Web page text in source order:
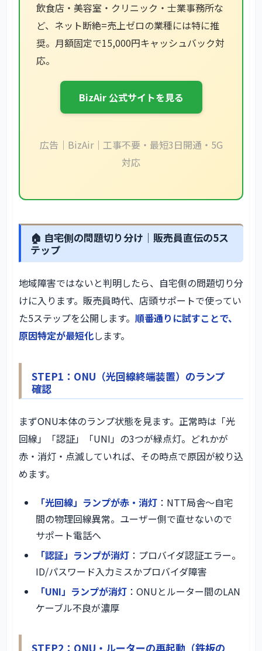
飲食店・美容室・クリニック・士業事務所な
ど、ネット断絶=売上ゼロの業種には特に推
奨。月額固定で15,000円キャッシュバック対
応。
BizAir 公式サイトを見る
広告｜BizAir｜工事不要・最短3日開通・5G
対応
🏠 自宅側の問題切り分け｜販売員直伝の5ス
テップ
地域障害ではないと判明したら、自宅側の問題切り分
けに入ります。販売員時代、店頭サポートで使ってい
た5ステップを公開します。 順番通りに試すことで、
原因特定が最短化します。
STEP1：ONU（光回線終端装置）のランプ
確認
まずONU本体のランプ状態を見ます。正常時は「光
回線」「認証」「UNI」の3つが緑点灯。どれかが
赤・消灯・点滅していれば、その時点で原因が絞り込
めます。
「光回線」ランプが赤・消灯 ：NTT局舎～自宅
間の物理回線異常。ユーザー側で直せないので
サポート電話へ
「認証」ランプが消灯 ：プロバイダ認証エラー。
ID/パスワード入力ミスかプロバイダ障害
「UNI」ランプが消灯 ：ONUとルーター間のLAN
ケーブル不良が濃厚
STEP2：ONU・ルーターの再起動（鉄板の